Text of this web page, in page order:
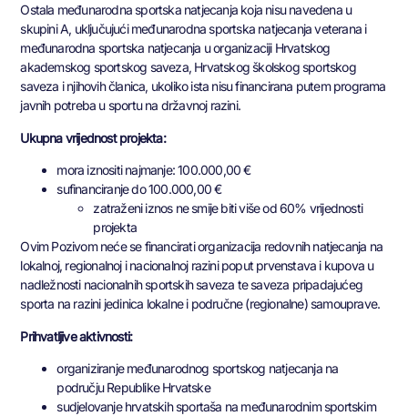
Ostala međunarodna sportska natjecanja koja nisu navedena u
skupini A, uključujući međunarodna sportska natjecanja veterana i
međunarodna sportska natjecanja u organizaciji Hrvatskog
akademskog sportskog saveza, Hrvatskog školskog sportskog
saveza i njihovih članica, ukoliko ista nisu financirana putem programa
javnih potreba u sportu na državnoj razini.
Ukupna vrijednost projekta:
mora iznositi najmanje: 100.000,00 €
sufinanciranje do 100.000,00 €
zatraženi iznos ne smije biti više od 60% vrijednosti
projekta
Ovim Pozivom neće se financirati organizacija redovnih natjecanja na
lokalnoj, regionalnoj i nacionalnoj razini poput prvenstava i kupova u
nadležnosti nacionalnih sportskih saveza te saveza pripadajućeg
sporta na razini jedinica lokalne i područne (regionalne) samouprave.
Prihvatljive aktivnosti:
organiziranje međunarodnog sportskog natjecanja na
području Republike Hrvatske
sudjelovanje hrvatskih sportaša na međunarodnim sportskim